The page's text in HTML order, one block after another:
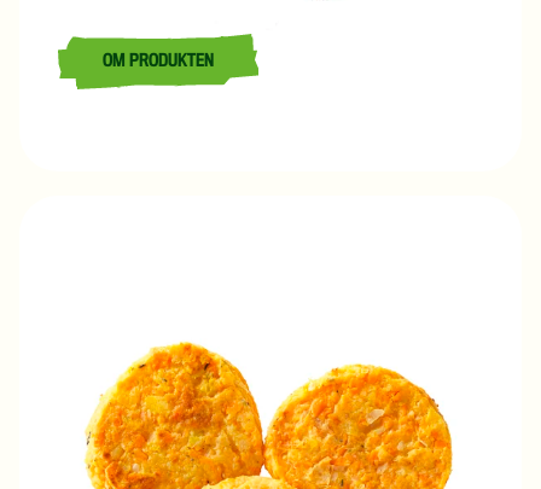
LÄS MER OM MOROTSKNAPP 12 G/ 4 KG
OM PRODUKTEN